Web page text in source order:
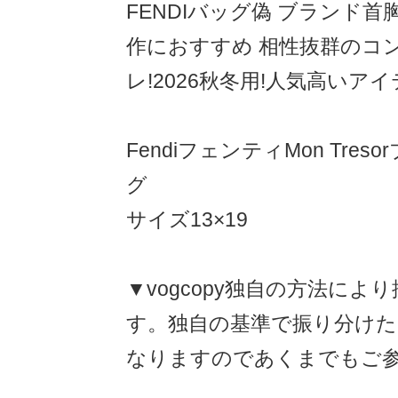
FENDIバッグ偽 ブランド首
作におすすめ 相性抜群のコ
レ!2026秋冬用!人気高いア
FendiフェンティMon
グ
サイズ13×19
▼vogcopy独自の方法によ
す。独自の基準で振り分け
なりますのであくまでもご